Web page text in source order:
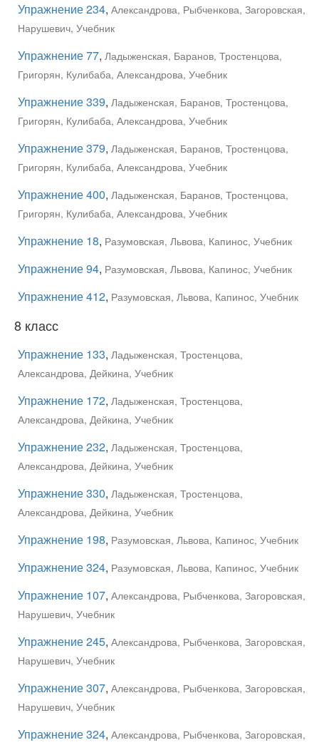
Упражнение 234, Александрова, Рыбченкова, Загоровская,
Нарушевич, Учебник
Упражнение 77, Ладыженская, Баранов, Тростенцова,
Григорян, Кулибаба, Александрова, Учебник
Упражнение 339, Ладыженская, Баранов, Тростенцова,
Григорян, Кулибаба, Александрова, Учебник
Упражнение 379, Ладыженская, Баранов, Тростенцова,
Григорян, Кулибаба, Александрова, Учебник
Упражнение 400, Ладыженская, Баранов, Тростенцова,
Григорян, Кулибаба, Александрова, Учебник
Упражнение 18, Разумовская, Львова, Капинос, Учебник
Упражнение 94, Разумовская, Львова, Капинос, Учебник
Упражнение 412, Разумовская, Львова, Капинос, Учебник
8 класс
Упражнение 133, Ладыженская, Тростенцова,
Александрова, Дейкина, Учебник
Упражнение 172, Ладыженская, Тростенцова,
Александрова, Дейкина, Учебник
Упражнение 232, Ладыженская, Тростенцова,
Александрова, Дейкина, Учебник
Упражнение 330, Ладыженская, Тростенцова,
Александрова, Дейкина, Учебник
Упражнение 198, Разумовская, Львова, Капинос, Учебник
Упражнение 324, Разумовская, Львова, Капинос, Учебник
Упражнение 107, Александрова, Рыбченкова, Загоровская,
Нарушевич, Учебник
Упражнение 245, Александрова, Рыбченкова, Загоровская,
Нарушевич, Учебник
Упражнение 307, Александрова, Рыбченкова, Загоровская,
Нарушевич, Учебник
Упражнение 324, Александрова, Рыбченкова, Загоровская,